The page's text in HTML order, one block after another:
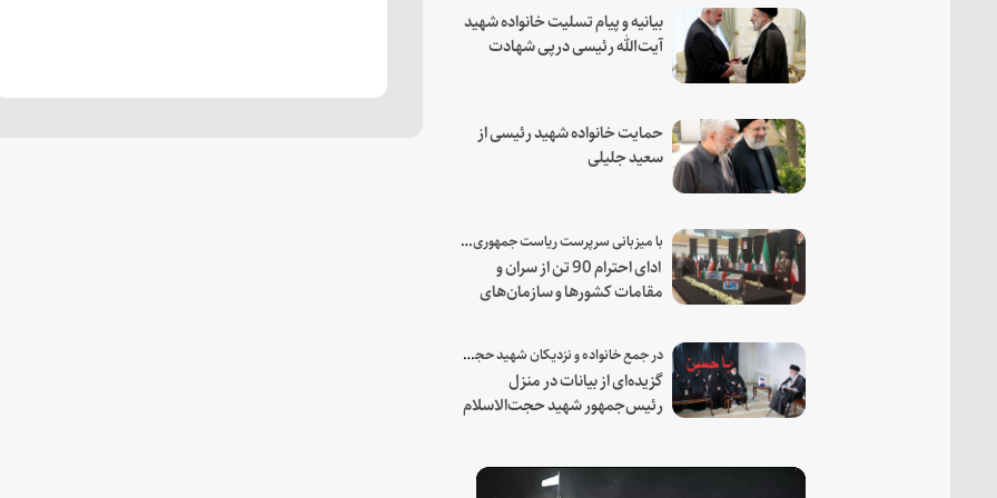
بیانیه و پیام تسلیت خانواده شهید
آیت‌الله رئیسی درپی شهادت
حمایت خانواده شهید رئیسی از
سعید جلیلی
با میزبانی سرپرست ریاست جمهوری صورت گرفت؛
ادای احترام 90 تن از سران و
مقامات کشورها و سازمان‌های
در جمع خانواده و نزدیکان شهید حجت‌الاسلام‌والمسلمین رئیسی:
گزیده‌ای از بیانات در منزل
رئیس‌جمهور شهید حجت‌الاسلام